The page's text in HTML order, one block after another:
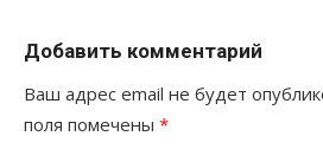
Добавить комментарий
Ваш адрес email не будет
поля помечены *